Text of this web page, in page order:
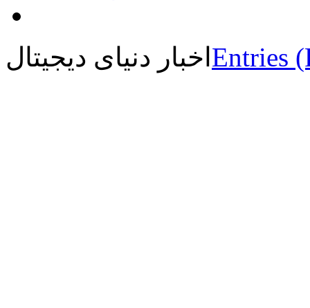
اخبار دنیای دیجیتال Entries